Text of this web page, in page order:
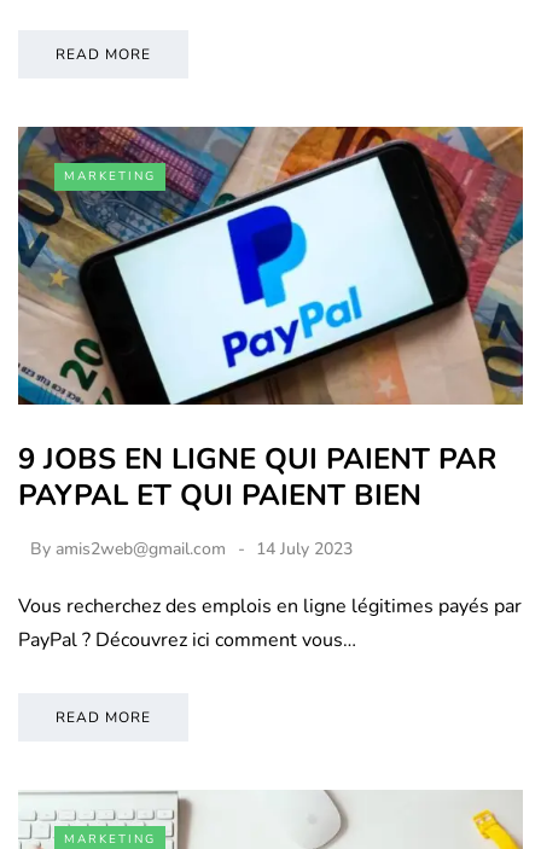
READ MORE
MARKETING
9 JOBS EN LIGNE QUI PAIENT PAR
PAYPAL ET QUI PAIENT BIEN
By amis2web@gmail.com 14 July 2023
Vous recherchez des emplois en ligne légitimes payés par
PayPal ? Découvrez ici comment vous…
READ MORE
MARKETING